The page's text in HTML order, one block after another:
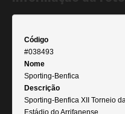
Código
#038493
Nome
Sporting-Benfica
Descrição
Sporting-Benfica XII Torneio